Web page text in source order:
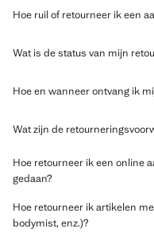
Hoe ruil of retourneer ik een
Wat is de status van mijn
Hoe en wanneer ontvang ik
Wat zijn de
Hoe retourneer ik een online
gedaan?
Hoe retourneer ik artikelen
bodymist, enz.)?